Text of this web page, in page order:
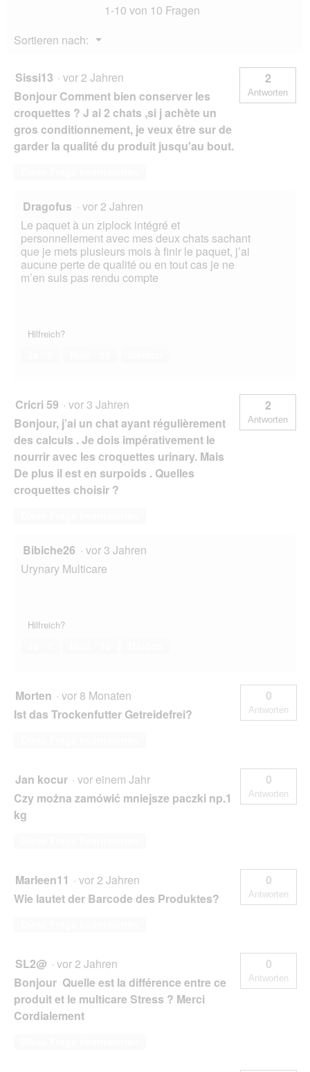
1-10 von 10 Fragen
Sortieren nach:
▼
Menü
Sissi13 · vor 2 Jahren
Bonjour Comment bien conserver les
croquettes ? J ai 2 chats ,si j achète un
gros conditionnement, je veux être sur de
garder la qualité du produit jusqu'au bout.
2
Antworten
Dragofus · vor 2 Jahren
Le paquet à un ziplock intégré et
personnellement avec mes deux chats sachant
que je mets plusieurs mois à finir le paquet, j’ai
aucune perte de qualité ou en tout cas je ne
m’en suis pas rendu compte
Hilfreich?
Cricri 59 · vor 3 Jahren
Bonjour, j’ai un chat ayant régulièrement
des calculs . Je dois impérativement le
nourrir avec les croquettes urinary. Mais
De plus il est en surpoids . Quelles
croquettes choisir ?
2
Antworten
Bibiche26 · vor 3 Jahren
Urynary Multicare
Hilfreich?
Morten · vor 8 Monaten
Ist das Trockenfutter Getreidefrei?
0
Antworten
Jan kocur · vor einem Jahr
Czy można zamówić mniejsze paczki np.1
kg
0
Antworten
Marleen11 · vor 2 Jahren
Wie lautet der Barcode des Produktes?
0
Antworten
SL2@ · vor 2 Jahren
Bonjour Quelle est la différence entre ce
produit et le multicare Stress ? Merci
Cordialement
0
Antworten